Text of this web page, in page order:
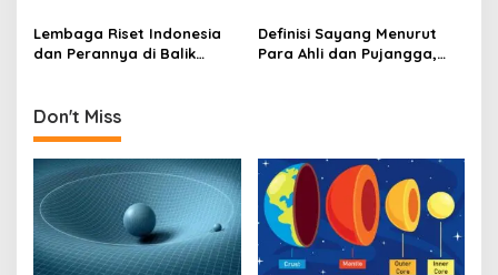
Lembaga Riset Indonesia
dan Perannya di Balik
Definisi Sayang Menurut
Para Ahli dan Pujangga,
Don't Miss